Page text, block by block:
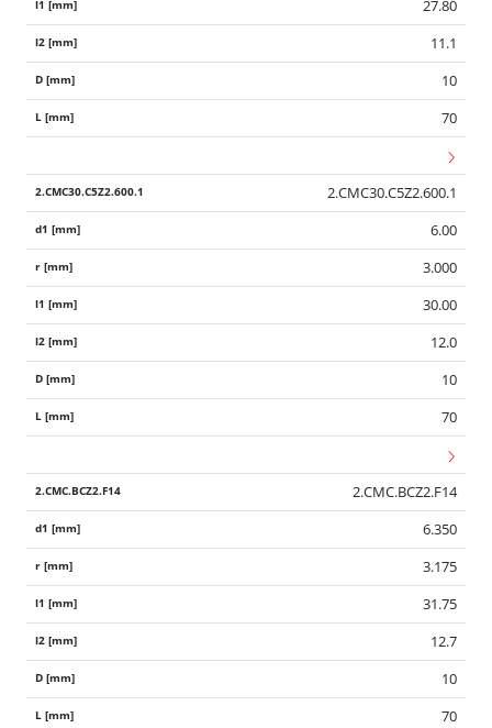
27.80
11.1
10
70
2.CMC30.C5Z2.600.1
6.00
3.000
30.00
12.0
10
70
2.CMC.BCZ2.F14
6.350
3.175
31.75
12.7
10
70